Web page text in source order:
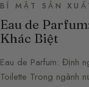
BÍ MẬT SẢN
Eau de
Khác Biệt
Eau de Parfum: Định
Toilette Trong ngành